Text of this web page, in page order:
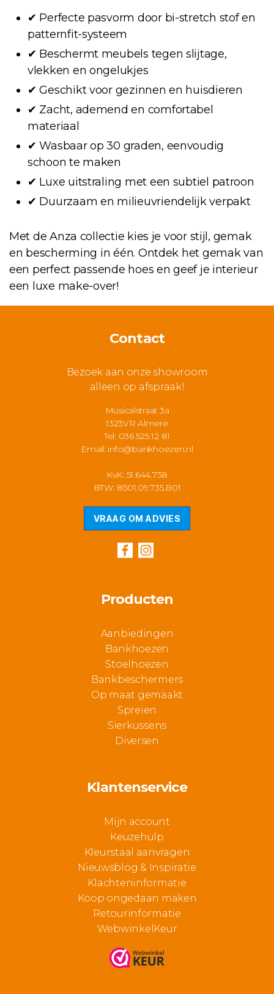
✔ Perfecte pasvorm door bi-stretch stof en
patternfit-systeem
✔ Beschermt meubels tegen slijtage,
vlekken en ongelukjes
✔ Geschikt voor gezinnen en huisdieren
✔ Zacht, ademend en comfortabel
materiaal
✔ Wasbaar op 30 graden, eenvoudig
schoon te maken
✔ Luxe uitstraling met een subtiel patroon
✔ Duurzaam en milieuvriendelijk verpakt
Met de Anza collectie kies je voor stijl, gemak
en bescherming in één. Ontdek het gemak van
een perfect passende hoes en geef je interieur
een luxe make-over!
Contact
Bezoek aan onze showroom
alleen op afspraak!
Musicalstraat 3a
1323VR Almere
Tel: 036 525 12 81
Email: info@bankhoezen.nl
KvK: 51.644.738
BTW: 8501.09.735.B01
VRAAG OM ADVIES
Producten
Aanbiedingen
Bankhoezen
Stoelhoezen
Bankbeschermers
Op maat gemaakt
Spreien
Sierkussens
Diversen
Klantenservice
Mijn account
Keuzehulp
Kleurstaal aanvragen
Nieuwsblog & Inspiratie
Klachteninformatie
Koop ongedaan maken
Retourinformatie
WebwinkelKeur